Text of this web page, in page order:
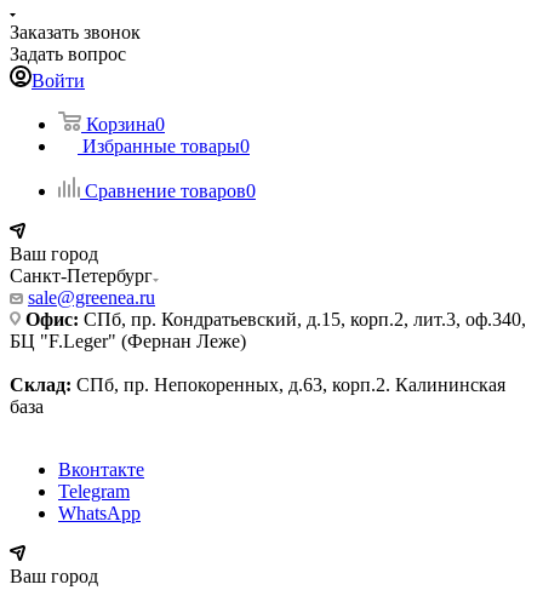
Заказать звонок
Задать вопрос
Войти
Корзина0
Избранные товары0
Сравнение товаров0
Ваш город
Санкт-Петербург
sale@greenea.ru
Офис: СПб, пр. Кондратьевский, д.15, корп.2, лит.3, оф.340,
БЦ "F.Leger" (Фернан Леже)
Склад: СПб, пр. Непокоренных, д.63, корп.2. Калининская
база
Вконтакте
Telegram
WhatsApp
Ваш город